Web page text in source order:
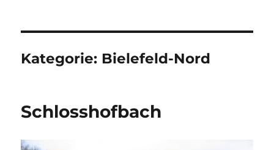
Kategorie: Bielefeld-Nord
Schlosshofbach